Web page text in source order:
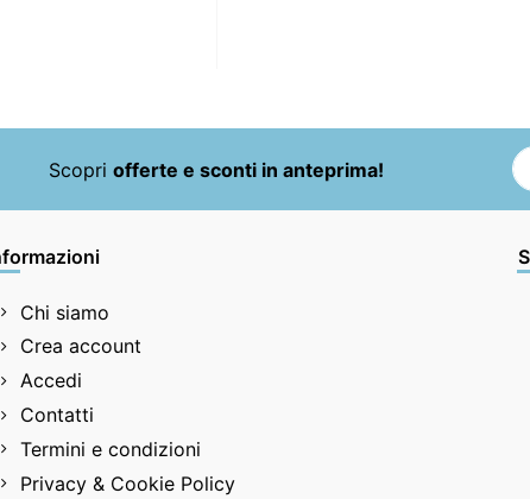
Scopri offerte e sconti in anteprima!
Chi siamo
Crea account
Accedi
Contatti
Termini e condizioni
Privacy & Cookie Policy